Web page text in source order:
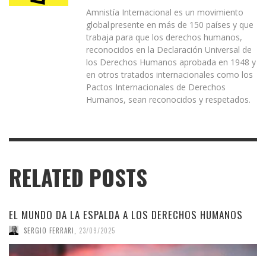
Amnistía Internacional es un movimiento
global presente en más de 150 países y que
trabaja para que los derechos humanos,
reconocidos en la Declaración Universal de
los Derechos Humanos aprobada en 1948 y
en otros tratados internacionales como los
Pactos Internacionales de Derechos
Humanos, sean reconocidos y respetados.
RELATED POSTS
EL MUNDO DA LA ESPALDA A LOS DERECHOS HUMANOS
SERGIO FERRARI 23/09/2025